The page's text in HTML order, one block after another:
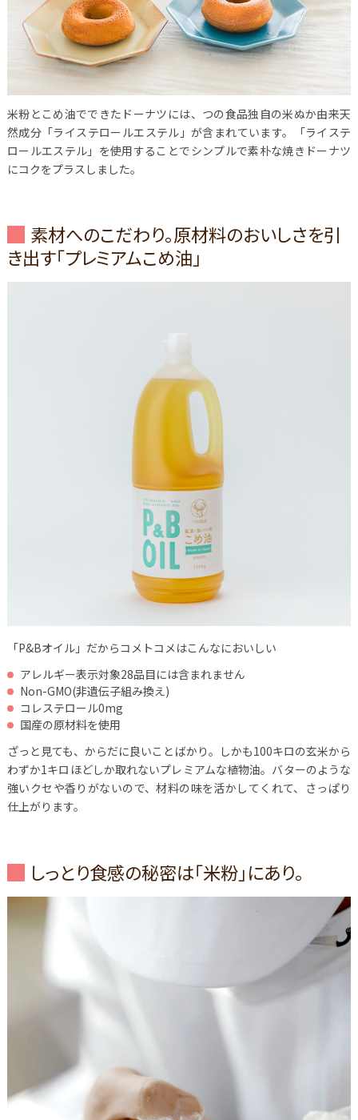
米粉とこめ油でできたドーナツには、つの食品独自の米ぬか由来天
然成分「ライステロールエステル」が含まれています。「ライステ
ロールエステル」を使用することでシンプルで素朴な焼きドーナツ
にコクをプラスしました。
素材へのこだわり。原材料のおいしさを引
き出す「プレミアムこめ油」
「P&Bオイル」だからコメトコメはこんなにおいしい
アレルギー表示対象28品目には含まれません
Non-GMO(非遺伝子組み換え)
コレステロール0mg
国産の原材料を使用
ざっと見ても、からだに良いことばかり。しかも100キロの玄米から
わずか1キロほどしか取れないプレミアムな植物油。バターのような
強いクセや香りがないので、材料の味を活かしてくれて、さっぱり
仕上がります。
しっとり食感の秘密は「米粉」にあり。